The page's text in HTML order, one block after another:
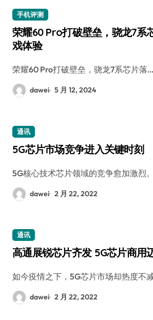
手机评测
荣耀60 Pro打破壁垒，骁龙7系
戏体验
荣耀60 Pro打破壁垒，骁龙7系芯片落…
dawei 5 月 12, 2024
通讯
5G芯片市场竞争进入关键时刻
5G核心技术芯片领域的竞争愈加激烈
dawei 2 月 22, 2022
通讯
高通展锐芯片齐发 5G芯片商用
如今疫情之下，5G芯片市场却热度不
dawei 2 月 22, 2022